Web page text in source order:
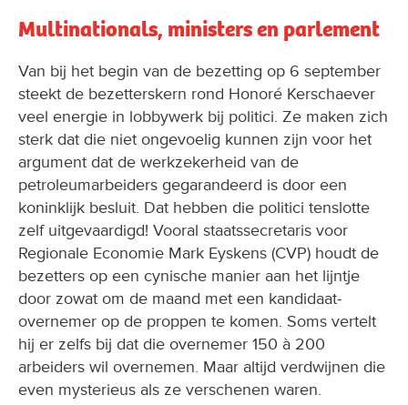
Van bij het begin van de bezetting op 6 september
veel energie in lobbywerk bij politici. Ze maken zich
sterk dat die niet ongevoelig kunnen zijn voor het
argument dat de werkzekerheid van de
petroleumarbeiders gegarandeerd is door een
koninklijk besluit. Dat hebben die politici tenslotte
zelf uitgevaardigd! Vooral staatssecretaris voor
Regionale Economie Mark Eyskens (CVP) houdt de
bezetters op een cynische manier aan het lijntje
door zowat om de maand met een kandidaat-
overnemer op de proppen te komen. Soms vertelt
hij er zelfs bij dat die overnemer 150 à 200
arbeiders wil overnemen. Maar altijd verdwijnen die
even mysterieus als ze verschenen waren.
Minister van Werk Guy Spitaels (PS) laat eind